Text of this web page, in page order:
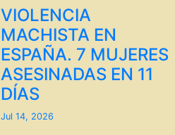
VIOLENCIA
MACHISTA EN
ESPAÑA. 7 MUJERES
ASESINADAS EN 11
DÍAS
Jul 14, 2026